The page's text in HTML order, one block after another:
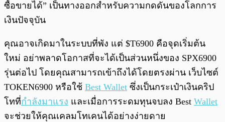
ซื้อขายได้” เป็นทางออกสำหรับความกดดันของโลกการ
เงินปัจจุบัน
คุณอาจเกิดมาในระบบที่พัง แต่ $T6900 คือจุดเริ่มต้น
ใหม่ อย่าพลาดโอกาสที่จะได้เป็นส่วนหนึ่งของ SPX6900
รุ่นต่อไป โดยคุณสามารถเข้าถึงได้โดยตรงผ่าน เว็บไซต์
TOKEN6900 หรือใช้ Best Wallet ซึ่งเป็นกระเป๋าเงินคริป
โทที่กำลังมาแรง และเมื่อการระดมทุนจบลง Best Wallet
จะช่วยให้คุณเคลมโทเคนได้อย่างง่ายดาย